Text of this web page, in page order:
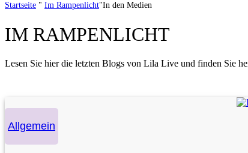
Startseite " Im Rampenlicht"In den Medien
IM RAMPENLICHT
Lesen Sie hier die letzten Blogs von Lila Live und finden Sie
Allgemein